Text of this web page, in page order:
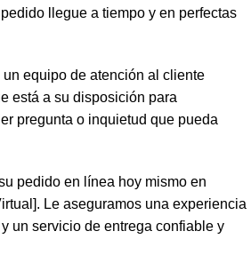
llegue a tiempo y en perfectas
equipo de atención al cliente
está a su disposición para
pregunta o inquietud que pueda
pedido en línea hoy mismo en
Le aseguramos una experiencia
un servicio de entrega confiable y